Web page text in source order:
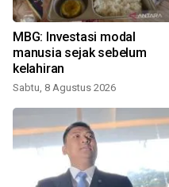
MBG: Investasi modal
manusia sejak sebelum
kelahiran
Sabtu, 8 Agustus 2026